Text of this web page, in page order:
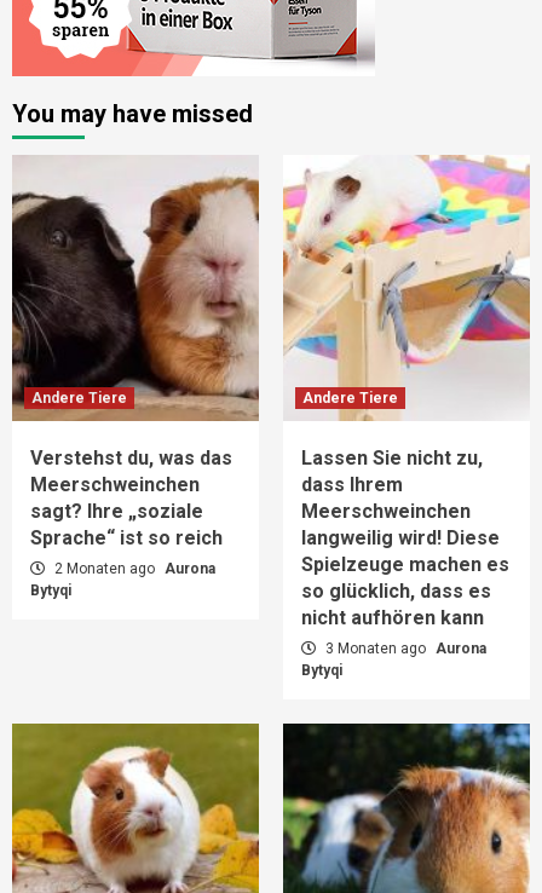
You may have missed
Andere Tiere
Verstehst du, was das
Meerschweinchen
sagt? Ihre „soziale
Sprache“ ist so reich
2 Monaten ago Aurona
Bytyqi
Andere Tiere
Lassen Sie nicht zu,
dass Ihrem
Meerschweinchen
langweilig wird! Diese
Spielzeuge machen es
so glücklich, dass es
nicht aufhören kann
3 Monaten ago Aurona
Bytyqi